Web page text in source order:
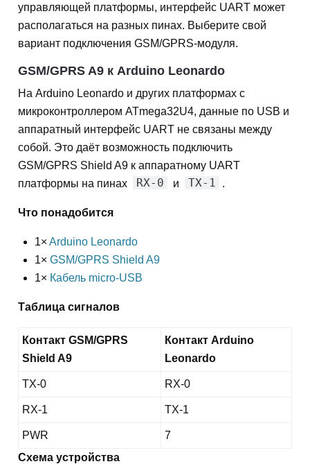
управляющей платформы, интерфейс UART может
располагаться на разных пинах. Выберите свой
вариант подключения GSM/GPRS-модуля.
GSM/GPRS A9 к Arduino Leonardo
На Arduino Leonardo и других платформах с
микроконтроллером ATmega32U4, данные по USB и
аппаратный интерфейс UART не связаны между
собой. Это даёт возможность подключить
GSM/GPRS Shield A9 к аппаратному UART
платформы на пинах
RX-0 и TX-1 .
Что понадобится
1× Arduino Leonardo
1× GSM/GPRS Shield A9
1× Кабель micro-USB
Таблица сигналов
Контакт GSM/GPRS
Shield A9
Контакт Arduino
Leonardo
TX-0 RX-0
RX-1 TX-1
PWR
7
Схема устройства